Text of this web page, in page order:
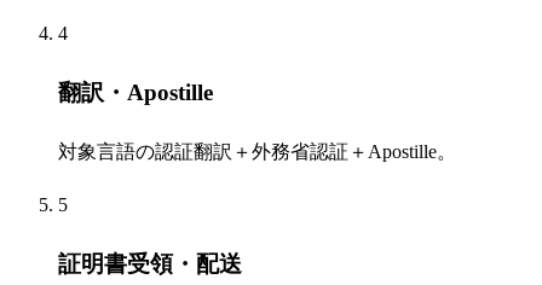
4
翻訳・Apostille
対象言語の認証翻訳＋外務省認証＋Apostille。
5
証明書受領・配送